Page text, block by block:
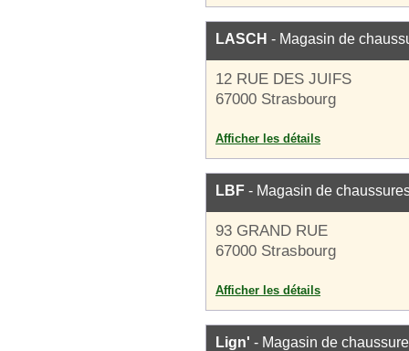
LASCH - Magasin de
12 RUE DES JUIFS
67000 Strasbourg
Afficher les détails
LBF - Magasin de
93 GRAND RUE
67000 Strasbourg
Afficher les détails
Lign' - Magasin de